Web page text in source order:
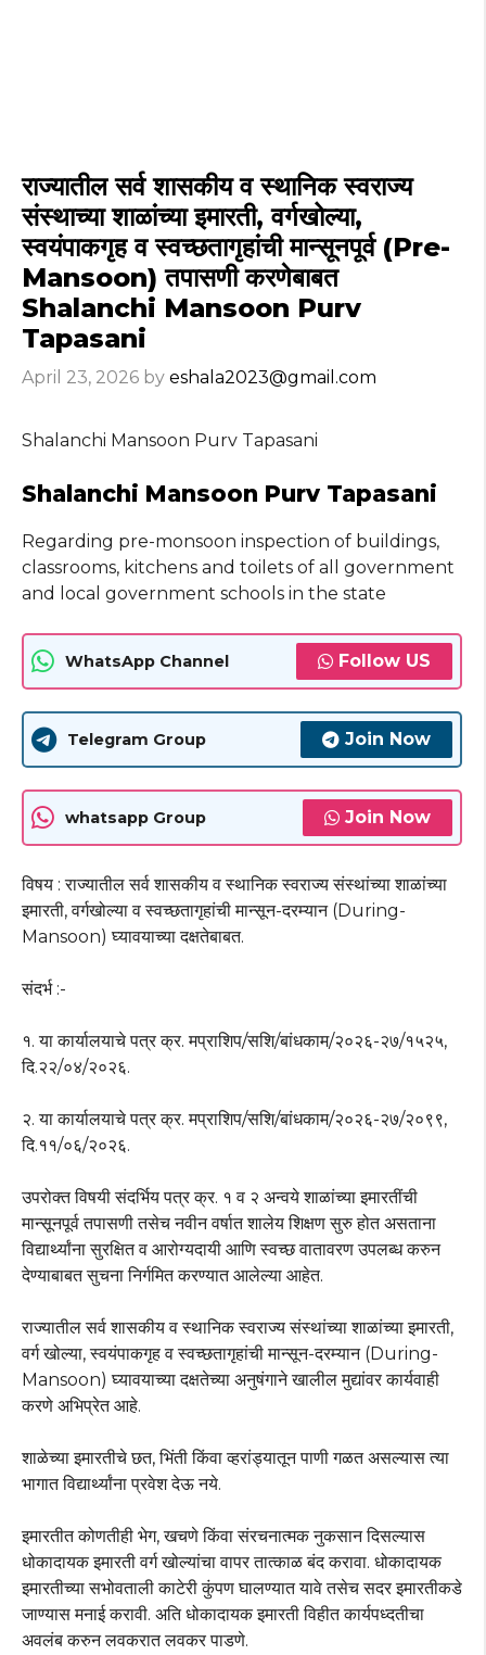
राज्यातील सर्व शासकीय व स्थानिक स्वराज्य
संस्थाच्या शाळांच्या इमारती, वर्गखोल्या,
स्वयंपाकगृह व स्वच्छतागृहांची मान्सूनपूर्व (Pre-
Mansoon) तपासणी करणेबाबत
Shalanchi Mansoon Purv
Tapasani
April 23, 2026 by eshala2023@gmail.com
Shalanchi Mansoon Purv Tapasani
Shalanchi Mansoon Purv Tapasani
Regarding pre-monsoon inspection of buildings,
classrooms, kitchens and toilets of all government
and local government schools in the state
WhatsApp Channel Follow US
Telegram Group Join Now
whatsapp Group Join Now
विषय : राज्यातील सर्व शासकीय व स्थानिक स्वराज्य संस्थांच्या शाळांच्या
इमारती, वर्गखोल्या व स्वच्छतागृहांची मान्सून-दरम्यान (During-
Mansoon) घ्यावयाच्या दक्षतेबाबत.
संदर्भ :-
१. या कार्यालयाचे पत्र क्र. मप्राशिप/सशि/बांधकाम/२०२६-२७/१५२५,
दि.२२/०४/२०२६.
२. या कार्यालयाचे पत्र क्र. मप्राशिप/सशि/बांधकाम/२०२६-२७/२०९९,
दि.११/०६/२०२६.
उपरोक्त विषयी संदर्भिय पत्र क्र. १ व २ अन्वये शाळांच्या इमारतींची
मान्सूनपूर्व तपासणी तसेच नवीन वर्षात शालेय शिक्षण सुरु होत असताना
विद्यार्थ्यांना सुरक्षित व आरोग्यदायी आणि स्वच्छ वातावरण उपलब्ध करुन
देण्याबाबत सुचना निर्गमित करण्यात आलेल्या आहेत.
राज्यातील सर्व शासकीय व स्थानिक स्वराज्य संस्थांच्या शाळांच्या इमारती,
वर्ग खोल्या, स्वयंपाकगृह व स्वच्छतागृहांची मान्सून-दरम्यान (During-
Mansoon) घ्यावयाच्या दक्षतेच्या अनुषंगाने खालील मुद्यांवर कार्यवाही
करणे अभिप्रेत आहे.
शाळेच्या इमारतीचे छत, भिंती किंवा व्हरांड्यातून पाणी गळत असल्यास त्या
भागात विद्यार्थ्यांना प्रवेश देऊ नये.
इमारतीत कोणतीही भेग, खचणे किंवा संरचनात्मक नुकसान दिसल्यास
धोकादायक इमारती वर्ग खोल्यांचा वापर तात्काळ बंद करावा. धोकादायक
इमारतीच्या सभोवताली काटेरी कुंपण घालण्यात यावे तसेच सदर इमारतीकडे
जाण्यास मनाई करावी. अति धोकादायक इमारती विहीत कार्यपध्दतीचा
अवलंब करुन लवकरात लवकर पाडणे.